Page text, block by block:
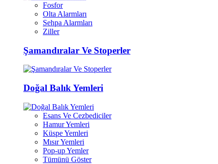
Fosfor
Olta Alarmları
Sehpa Alarmları
Ziller
Şamandıralar Ve Stoperler
Doğal Balık Yemleri
Esans Ve Cezbediciler
Hamur Yemleri
Küspe Yemleri
Mısır Yemleri
Pop-up Yemler
Tümünü Göster